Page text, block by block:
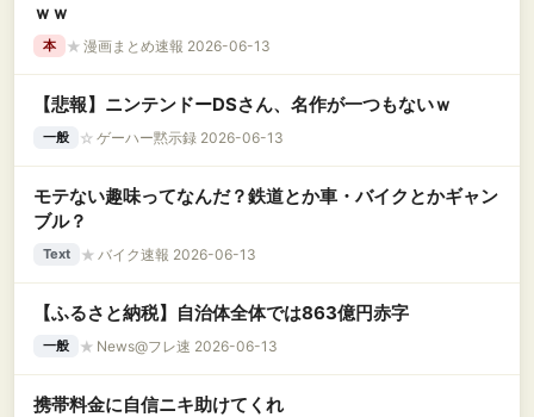
ｗｗ
本 ★ 漫画まとめ速報 2026-06-13
【悲報】ニンテンドーDSさん、名作が一つもないｗ
一般 ☆ ゲーハー黙示録 2026-06-13
モテない趣味ってなんだ？鉄道とか車・バイクとかギャン
ブル？
Text ★ バイク速報 2026-06-13
【ふるさと納税】自治体全体では863億円赤字
一般 ★ News@フレ速 2026-06-13
携帯料金に自信ニキ助けてくれ